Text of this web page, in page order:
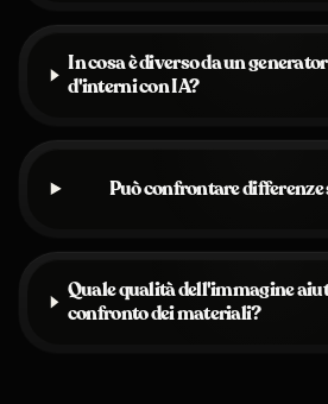
In cosa è diverso da un
d'interni con IA?
Può confrontare
Quale qualità dell'immagine
confronto dei materiali?